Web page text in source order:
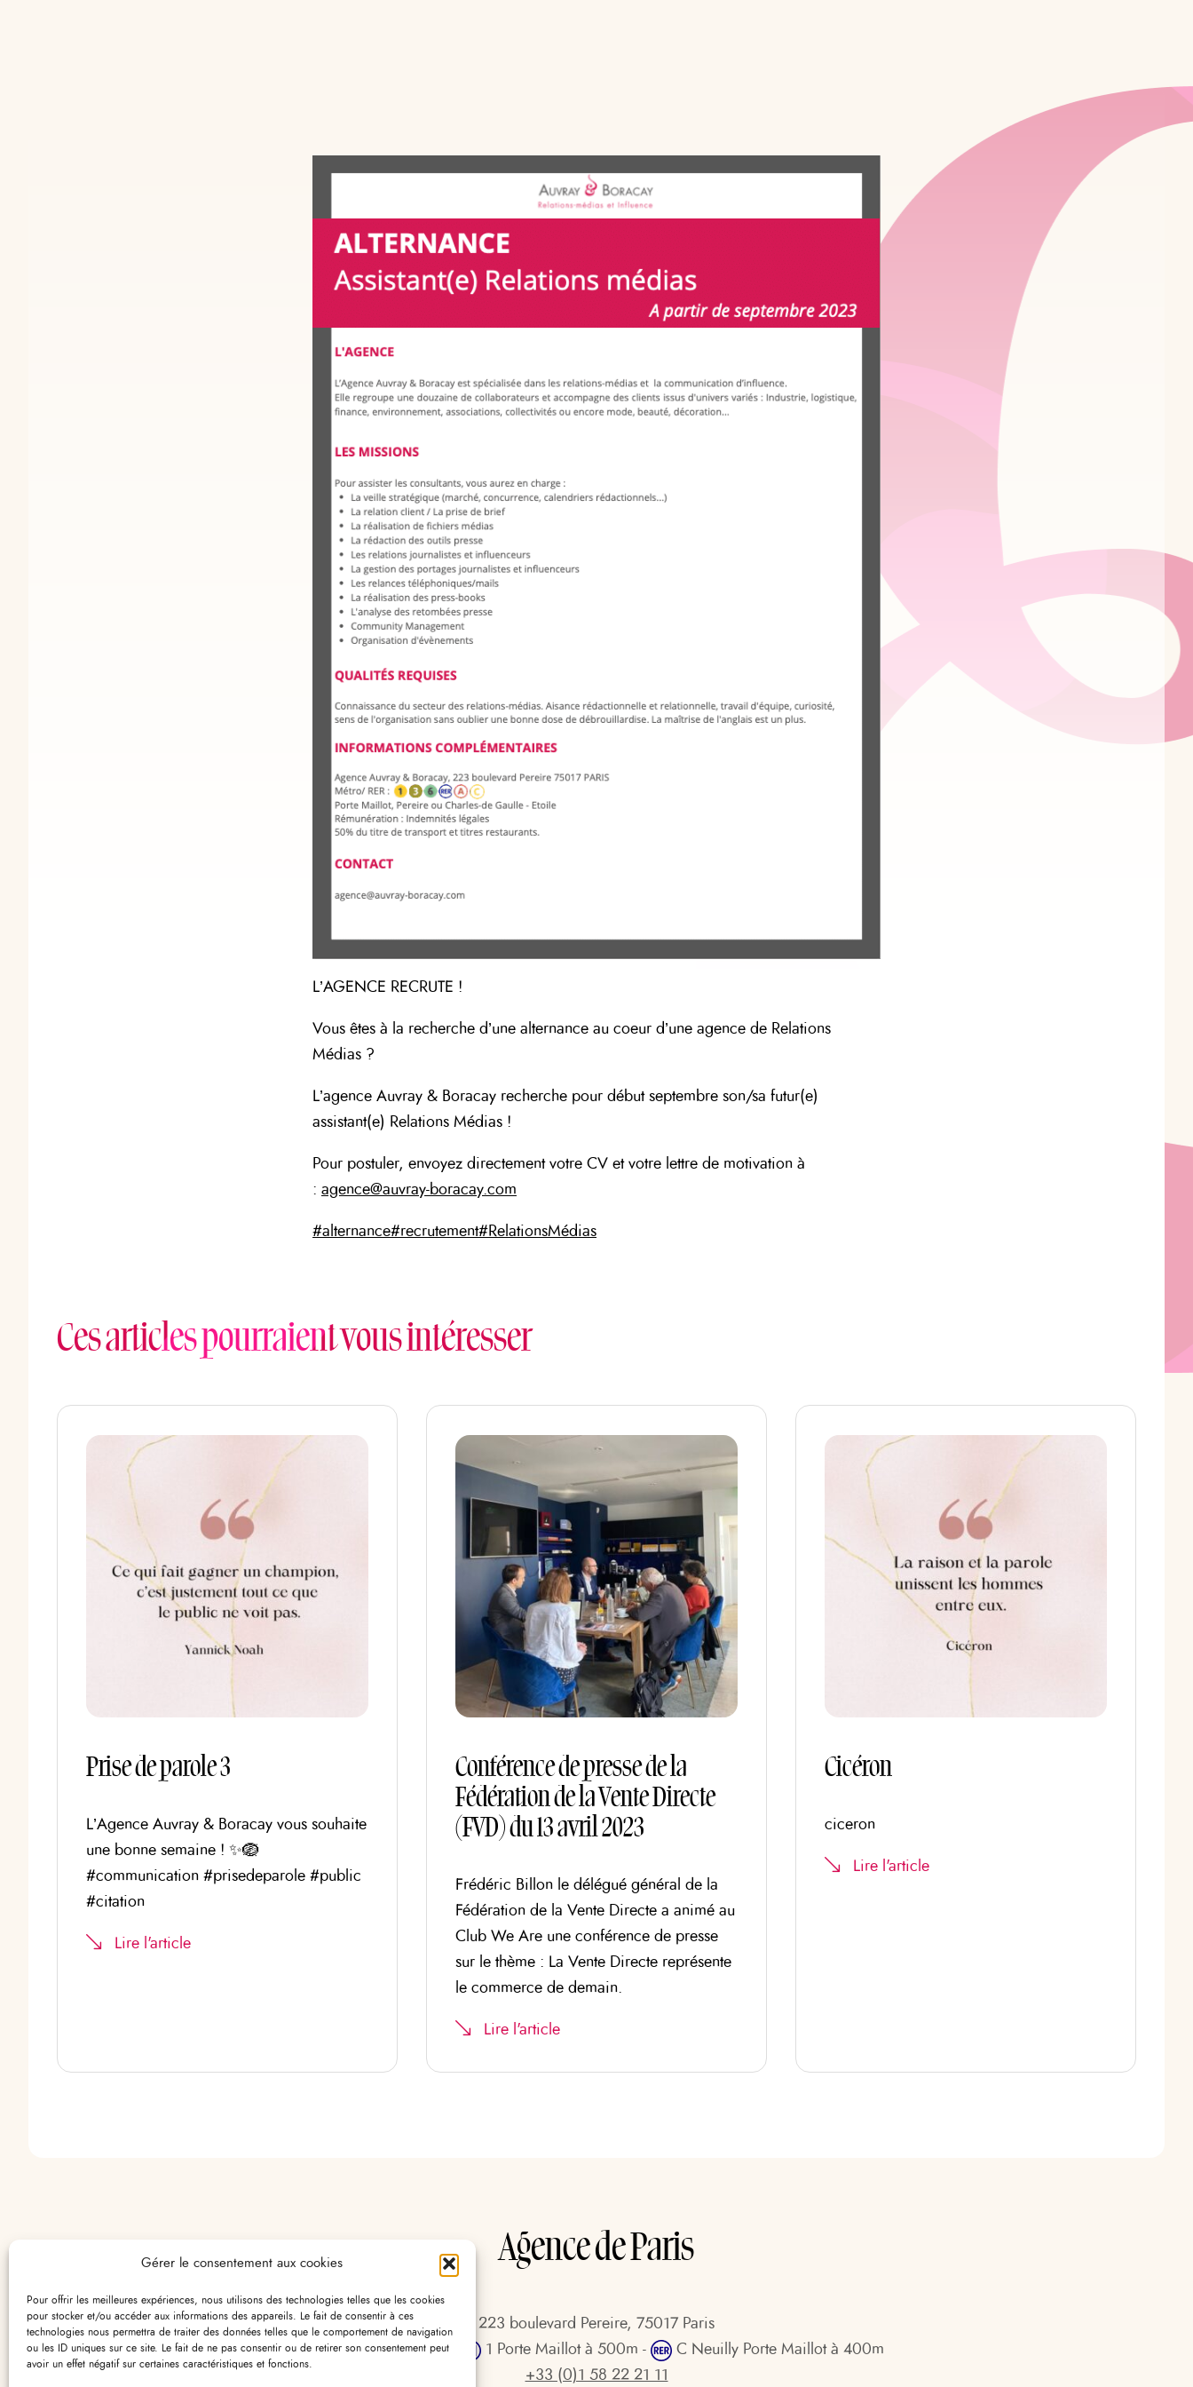
Gérer le consentement aux cookies
Pour offrir les meilleures expériences, nous utilisons des technologies telles que les cookies
pour stocker et/ou accéder aux informations des appareils. Le fait de consentir à ces
technologies nous permettra de traiter des données telles que le comportement de navigation
ou les ID uniques sur ce site. Le fait de ne pas consentir ou de retirer son consentement peut
avoir un effet négatif sur certaines caractéristiques et fonctions.
L’AGENCE RECRUTE !
Vous êtes à la recherche d’une alternance au coeur d’une agence de Relations
Médias ?
L’agence Auvray & Boracay recherche pour début septembre son/sa futur(e)
assistant(e) Relations Médias !
Pour postuler, envoyez directement votre CV et votre lettre de motivation à
: agence@auvray-boracay.com
#alternance#recrutement#RelationsMédias
Ces articles pourraient vous intéresser
Prise de parole 3
L’Agence Auvray & Boracay vous souhaite
une bonne semaine ! ✨🪺
#communication #prisedeparole #public
#citation
Lire l'article
Conférence de presse de la
Fédération de la Vente Directe
(FVD) du 13 avril 2023
Frédéric Billon le délégué général de la
Fédération de la Vente Directe a animé au
Club We Are une conférence de presse
sur le thème : La Vente Directe représente
le commerce de demain.
Lire l'article
Cicéron
ciceron
Lire l'article
Agence de Paris
223 boulevard Pereire, 75017 Paris
2 Ternes à 800m -
1 Porte Maillot à 500m -
C Neuilly Porte Maillot à 400m
+33 (0)1 58 22 21 11